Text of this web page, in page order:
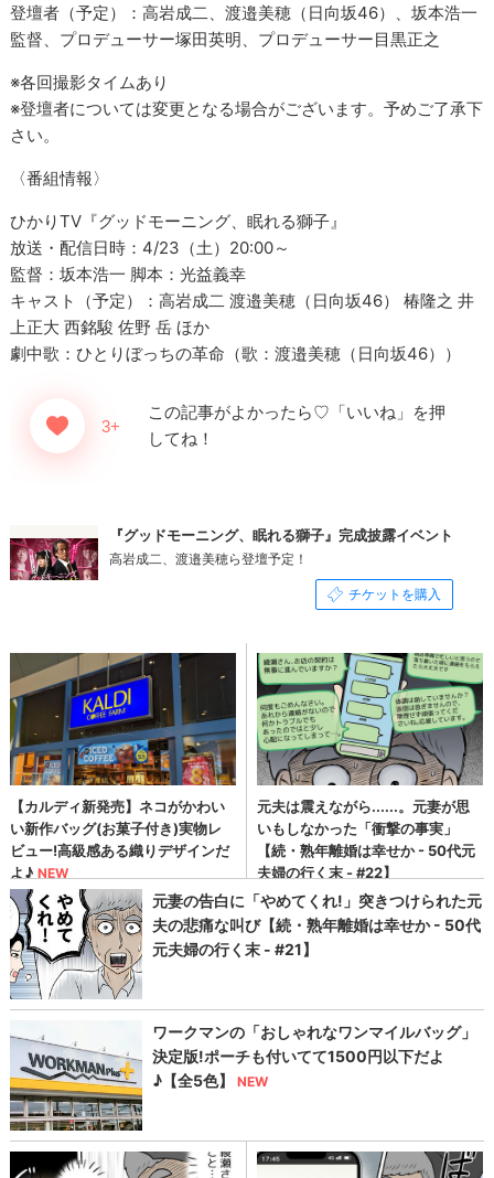
登壇者（予定）：高岩成二、渡邉美穂（日向坂46）、坂本浩一
監督、プロデューサー塚田英明、プロデューサー目黒正之
※各回撮影タイムあり
※登壇者については変更となる場合がございます。予めご了承下
さい。
〈番組情報〉
ひかりTV『グッドモーニング、眠れる獅子』
放送・配信日時：4/23（土）20:00～
監督：坂本浩一 脚本：光益義幸
キャスト（予定）：高岩成二 渡邉美穂（日向坂46） 椿隆之 井
上正大 西銘駿 佐野 岳 ほか
劇中歌：ひとりぼっちの革命（歌：渡邉美穂（日向坂46））
『グッドモーニング、眠れる獅子』完成披露イベント
高岩成二、渡邉美穂ら登壇予定！
チケットを購入